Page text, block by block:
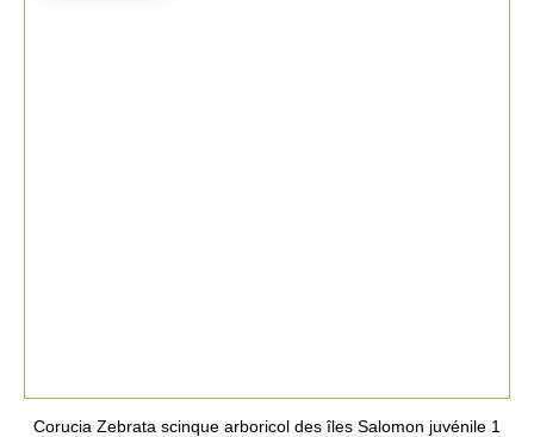
Corucia Zebrata scinque arboricol des îles Salomon juvénile 1